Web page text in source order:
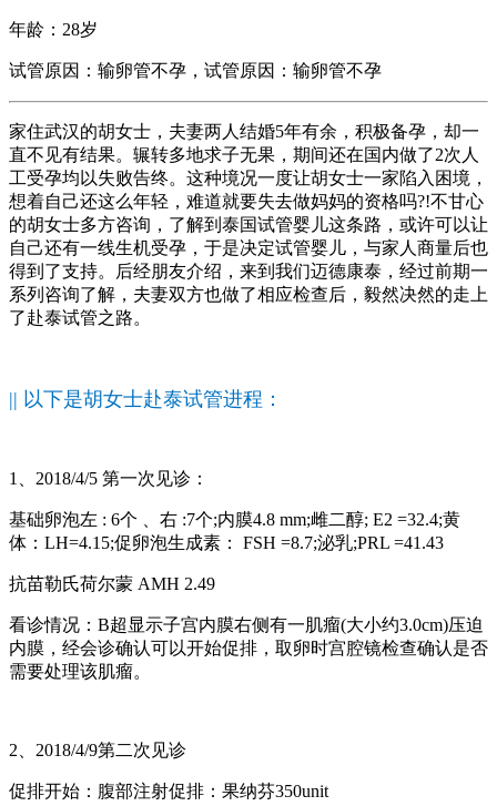
年龄：28岁
试管原因：输卵管不孕，试管原因：输卵管不孕
家住武汉的胡女士，夫妻两人结婚5年有余，积极备孕，却一
直不见有结果。辗转多地求子无果，期间还在国内做了2次人
工受孕均以失败告终。这种境况一度让胡女士一家陷入困境，
想着自己还这么年轻，难道就要失去做妈妈的资格吗?!不甘心
的胡女士多方咨询，了解到泰国试管婴儿这条路，或许可以让
自己还有一线生机受孕，于是决定试管婴儿，与家人商量后也
得到了支持。后经朋友介绍，来到我们迈德康泰，经过前期一
系列咨询了解，夫妻双方也做了相应检查后，毅然决然的走上
了赴泰试管之路。
|| 以下是胡女士赴泰试管进程：
1、2018/4/5 第一次见诊：
基础卵泡左 : 6个 、右 :7个;内膜4.8 mm;雌二醇; E2 =32.4;黄
体：LH=4.15;促卵泡生成素： FSH =8.7;泌乳;PRL =41.43
抗苗勒氏荷尔蒙 AMH 2.49
看诊情况：B超显示子宫内膜右侧有一肌瘤(大小约3.0cm)压迫
内膜，经会诊确认可以开始促排，取卵时宫腔镜检查确认是否
需要处理该肌瘤。
2、2018/4/9第二次见诊
促排开始：腹部注射促排：果纳芬350unit